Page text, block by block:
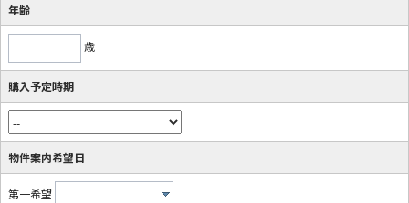
年齢
歳
購入予定時期
物件案内希望日
第一希望